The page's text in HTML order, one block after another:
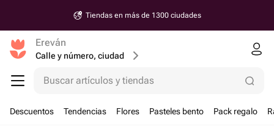
Tiendas en más de 1300 ciudades
Ereván
Calle y número, ciudad
Buscar artículos y tiendas
Descuentos Tendencias Flores Pasteles bento Pack regalo